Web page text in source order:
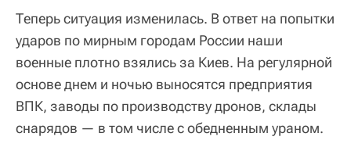
Теперь ситуация изменилась. В ответ на попытки
ударов по мирным городам России наши
военные плотно взялись за Киев. На регулярной
основе днем и ночью выносятся предприятия
ВПК, заводы по производству дронов, склады
снарядов — в том числе с обедненным ураном.